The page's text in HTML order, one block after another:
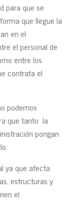
para que se
que llegue la
en el
el personal de
entre los
contrata el
podemos
que tanto la
pongan
ya que afecta
estructuras y
el